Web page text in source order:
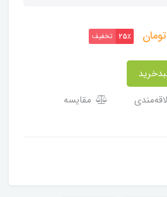
تومان 25٪ تخفیف
مقایسه